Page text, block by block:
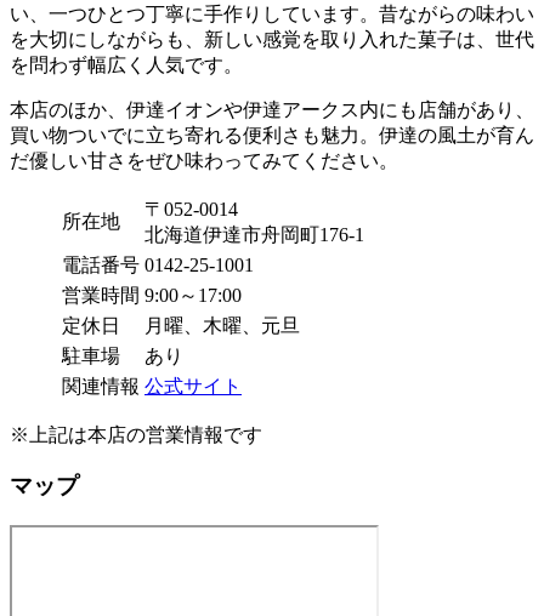
い、一つひとつ丁寧に手作りしています。昔ながらの味わい
を大切にしながらも、新しい感覚を取り入れた菓子は、世代
を問わず幅広く人気です。
本店のほか、伊達イオンや伊達アークス内にも店舗があり、
買い物ついでに立ち寄れる便利さも魅力。伊達の風土が育ん
だ優しい甘さをぜひ味わってみてください。
所在地
〒052-0014
北海道伊達市舟岡町176-1
電話番号 0142-25-1001
営業時間 9:00～17:00
定休日
月曜、木曜、元旦
駐車場
あり
関連情報 公式サイト
※上記は本店の営業情報です
マップ